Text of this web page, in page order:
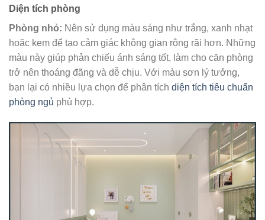
Diện tích phòng
Phòng nhỏ: Nên sử dụng màu sáng như trắng, xanh nhạt
hoặc kem để tạo cảm giác không gian rộng rãi hơn. Những
màu này giúp phản chiếu ánh sáng tốt, làm cho căn phòng
trở nên thoáng đãng và dễ chịu. Với màu sơn lý tưởng,
bạn lại có nhiều lựa chọn để phân tích diện tích tiêu chuẩn
phòng ngủ phù hợp.